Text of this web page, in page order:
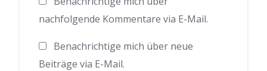
nachfolgende Kommentare via E-Mail.
Benachrichtige mich über neue
Beiträge via E-Mail.